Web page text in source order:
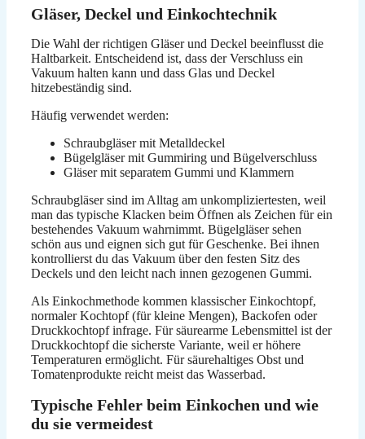
Gläser, Deckel und Einkochtechnik
Die Wahl der richtigen Gläser und Deckel beeinflusst die
Haltbarkeit. Entscheidend ist, dass der Verschluss ein
Vakuum halten kann und dass Glas und Deckel
hitzebeständig sind.
Häufig verwendet werden:
Schraubgläser mit Metalldeckel
Bügelgläser mit Gummiring und Bügelverschluss
Gläser mit separatem Gummi und Klammern
Schraubgläser sind im Alltag am unkompliziertesten, weil
man das typische Klacken beim Öffnen als Zeichen für ein
bestehendes Vakuum wahrnimmt. Bügelgläser sehen
schön aus und eignen sich gut für Geschenke. Bei ihnen
kontrollierst du das Vakuum über den festen Sitz des
Deckels und den leicht nach innen gezogenen Gummi.
Als Einkochmethode kommen klassischer Einkochtopf,
normaler Kochtopf (für kleine Mengen), Backofen oder
Druckkochtopf infrage. Für säurearme Lebensmittel ist der
Druckkochtopf die sicherste Variante, weil er höhere
Temperaturen ermöglicht. Für säurehaltiges Obst und
Tomatenprodukte reicht meist das Wasserbad.
Typische Fehler beim Einkochen und wie
du sie vermeidest